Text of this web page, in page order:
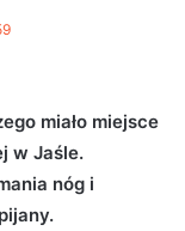
miało miejsce
w Jaśle.
nóg i